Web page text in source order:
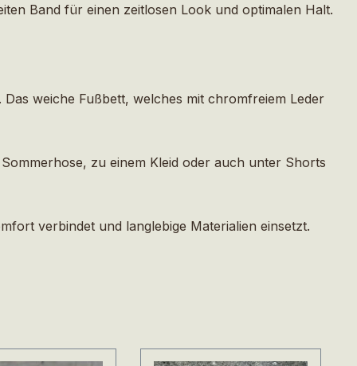
Band für einen zeitlosen Look und optimalen Halt.
weiche Fußbett, welches mit chromfreiem Leder
zu einem Kleid oder auch unter Shorts
verbindet und langlebige Materialien einsetzt.